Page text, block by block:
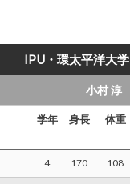
IPU・環太平洋大学
小村 淳
学年 身長 体重
4 170 108